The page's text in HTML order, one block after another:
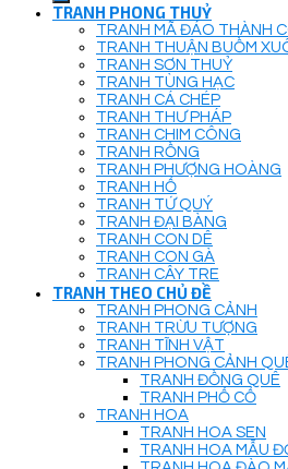
TRANH PHONG THUỶ
TRANH MÃ ĐÁO THÀNH
TRANH THUẬN BUỒM
TRANH SƠN THUỶ
TRANH TÙNG HẠC
TRANH CÁ CHÉP
TRANH THƯ PHÁP
TRANH CHIM CÔNG
TRANH RỒNG
TRANH PHƯỢNG HOÀNG
TRANH HỔ
TRANH TỨ QUÝ
TRANH ĐẠI BÀNG
TRANH CON DÊ
TRANH CON GÀ
TRANH CÂY TRE
TRANH THEO CHỦ ĐỀ
TRANH PHONG CẢNH
TRANH TRỪU TƯỢNG
TRANH TĨNH VẬT
TRANH PHONG CẢNH
TRANH ĐỒNG QUÊ
TRANH PHỐ CỔ
TRANH HOA
TRANH HOA SEN
TRANH HOA MẪU